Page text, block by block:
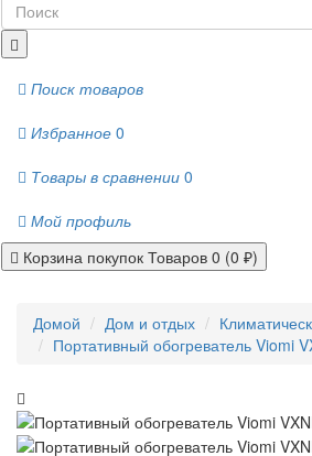
Поиск товаров
Избранное 0
Товары в сравнении 0
Мой профиль
Корзина покупок Товаров 0 (0 ₽)
Домой Дом и отдых
Портативный обогреватель Viomi